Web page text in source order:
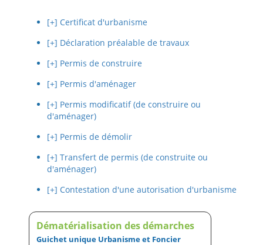
[+] Certificat d'urbanisme
[+] Déclaration préalable de travaux
[+] Permis de construire
[+] Permis d'aménager
[+] Permis modificatif (de construire ou
d'aménager)
[+] Permis de démolir
[+] Transfert de permis (de construite ou
d'aménager)
[+] Contestation d'une autorisation d'urbanisme
Dématérialisation des démarches
Guichet unique Urbanisme et Foncier